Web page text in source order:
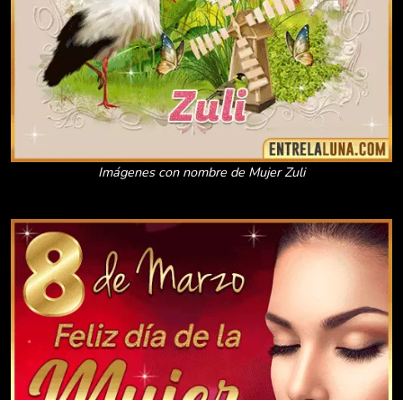
Imágenes con nombre de Mujer Zuli